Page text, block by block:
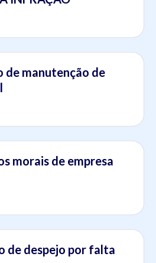
de manutenção de
morais de empresa
de despejo por falta